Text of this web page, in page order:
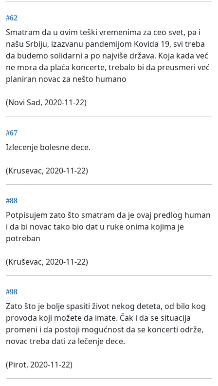
#62
Smatram da u ovim teški vremenima za ceo svet, pa i
našu Srbiju, izazvanu pandemijom Kovida 19, svi treba
da budemo solidarni a po najviše država. Koja kada već
ne mora da plaća koncerte, trebalo bi da preusmeri već
planiran novac za nešto humano
(Novi Sad, 2020-11-22)
#67
Izlecenje bolesne dece.
(Krusevac, 2020-11-22)
#88
Potpisujem zato što smatram da je ovaj predlog human
i da bi novac tako bio dat u ruke onima kojima je
potreban
(Kruševac, 2020-11-22)
#98
Zato što je bolje spasiti život nekog deteta, od bilo kog
provoda koji možete da imate. Čak i da se situacija
promeni i da postoji mogućnost da se koncerti održe,
novac treba dati za lečenje dece.
(Pirot, 2020-11-22)